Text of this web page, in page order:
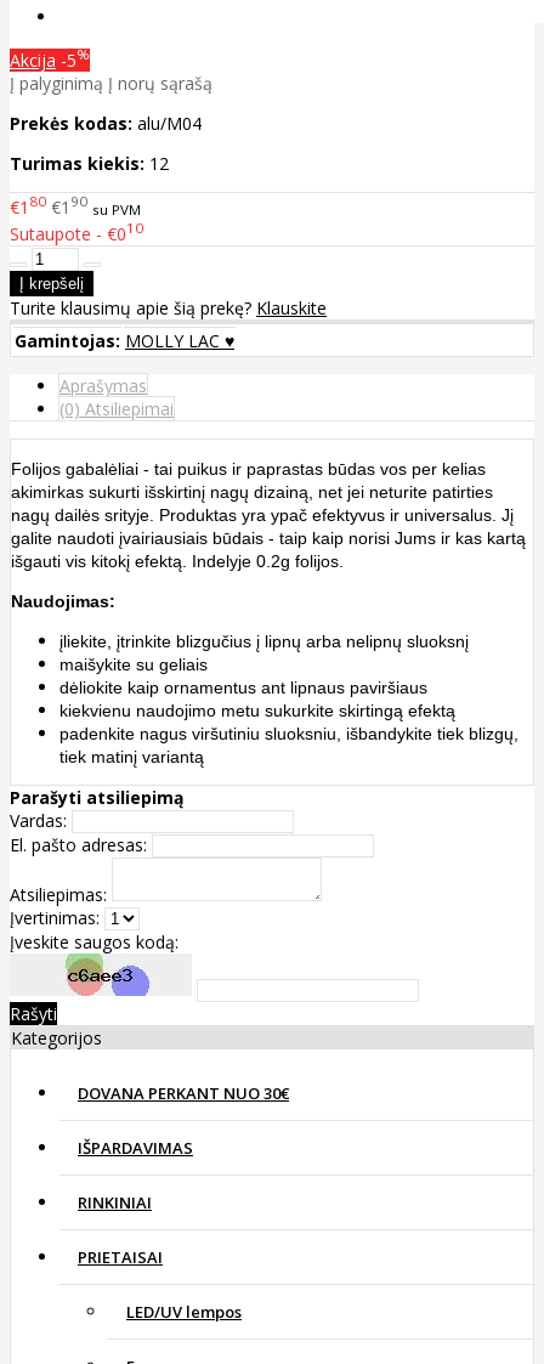
Akcija -5%
Į palyginimą Į norų sąrašą
Prekės kodas: alu/M04
Turimas kiekis: 12
€1 80 €1 90 su PVM
Sutaupote - €010
Turite klausimų apie šią prekę? Klauskite
Gamintojas: MOLLY LAC ♥
Aprašymas
(0) Atsiliepimai
Folijos gabalėliai - tai puikus ir paprastas būdas vos per kelias
akimirkas sukurti išskirtinį nagų dizainą, net jei neturite patirties
nagų dailės srityje. Produktas yra ypač efektyvus ir universalus. Jį
galite naudoti įvairiausiais būdais - taip kaip norisi Jums ir kas kartą
išgauti vis kitokį efektą. Indelyje 0.2g folijos.
Naudojimas:
įliekite, įtrinkite blizgučius į lipnų arba nelipnų sluoksnį
maišykite su geliais
dėliokite kaip ornamentus ant lipnaus paviršiaus
kiekvienu naudojimo metu sukurkite skirtingą efektą
padenkite nagus viršutiniu sluoksniu, išbandykite tiek blizgų,
tiek matinį variantą
Parašyti atsiliepimą
Vardas:
El. pašto adresas:
Atsiliepimas:
Įvertinimas:
Įveskite saugos kodą:
Rašyti
Kategorijos
DOVANA PERKANT NUO 30€
IŠPARDAVIMAS
RINKINIAI
PRIETAISAI
LED/UV lempos